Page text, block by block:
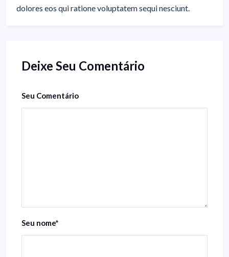
dolores eos qui ratione voluptatem sequi nesciunt.
Deixe Seu Comentário
Seu Comentário
Seu nome*